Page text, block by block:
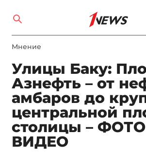
Мнение
Улицы Баку:
Азнефть – от
амбаров до
центральной
столицы –
ВИДЕО